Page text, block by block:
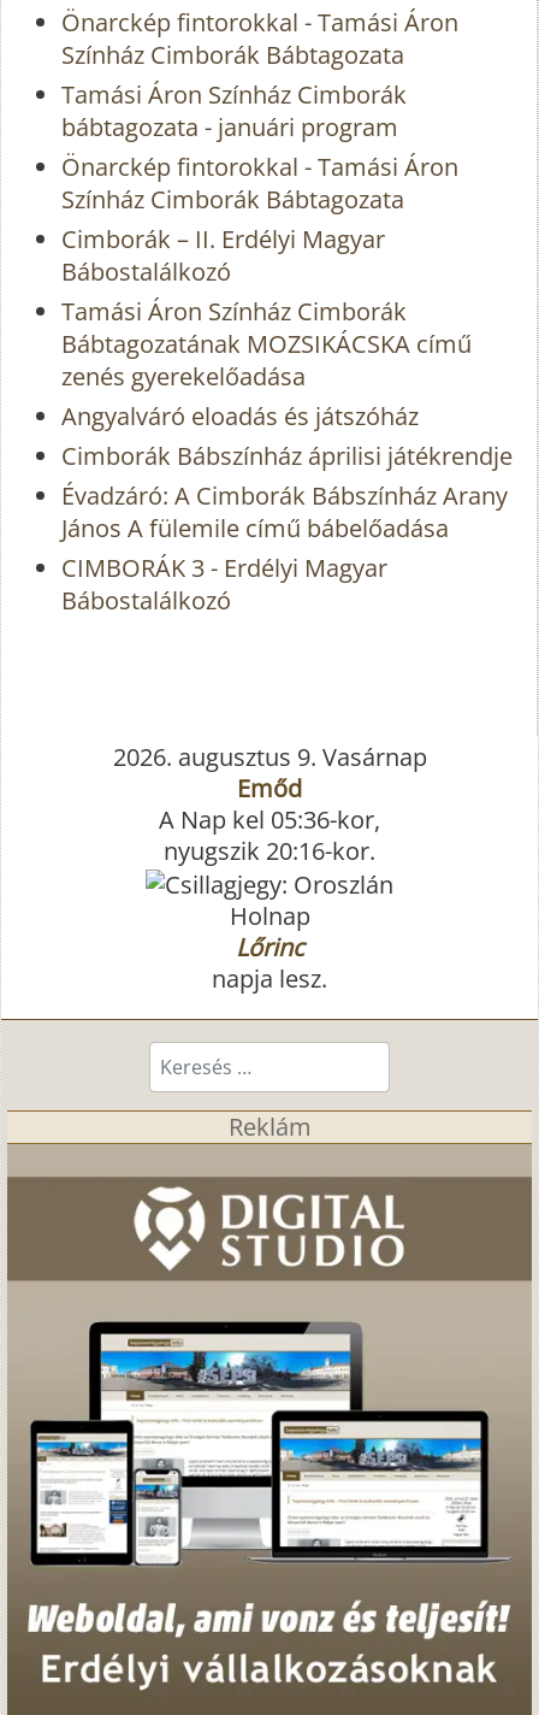
Önarckép fintorokkal - Tamási Áron
Színház Cimborák Bábtagozata
Tamási Áron Színház Cimborák
bábtagozata - januári program
Önarckép fintorokkal - Tamási Áron
Színház Cimborák Bábtagozata
Cimborák – II. Erdélyi Magyar
Bábostalálkozó
Tamási Áron Színház Cimborák
Bábtagozatának MOZSIKÁCSKA című
zenés gyerekelőadása
Angyalváró eloadás és játszóház
Cimborák Bábszínház áprilisi játékrendje
Évadzáró: A Cimborák Bábszínház Arany
János A fülemile című bábelőadása
CIMBORÁK 3 - Erdélyi Magyar
Bábostalálkozó
2026. augusztus 9. Vasárnap
Emőd
A Nap kel 05:36-kor,
nyugszik 20:16-kor.
Holnap
Lőrinc
napja lesz.
Keresés...
Reklám